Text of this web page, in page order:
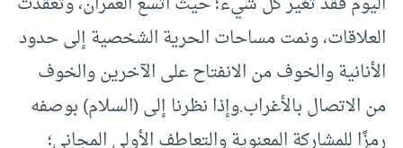
العلاقات، ونمت مساحات الحرية الشخصية إلى حدود
الأنانية والخوف من الانفتاح على الآخرين والخوف
من الاتصال بالأغراب.وإذا نظرنا إلى (السلام) بوصفه
رمزًا للمشاركة المعنوية والتعاطف الأولي المجاني؛